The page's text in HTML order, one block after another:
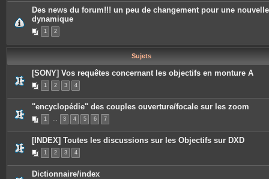
c
e
n
Des news du forum!!! un peu de changement pour une nouvelle
dynamique
1 2
Sujets
[SONY] Vos requêtes concernant les objectifs en monture A
1 2 3 4
"encyclopédie" des couples ouverture/focale sur les zoom
1 … 3 4 5 6 7
[INDEX] Toutes les discussions sur les Objectifs sur DXD
1 2 3 4
Dictionnaire/index